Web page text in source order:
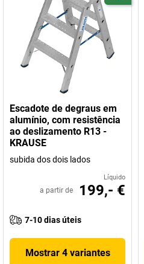
Escadote de degraus em
alumínio, com resistência
ao deslizamento R13 -
KRAUSE
subida dos dois lados
Líquido
a partir de 199,- €
7-10 dias úteis
Mostrar 4 variantes